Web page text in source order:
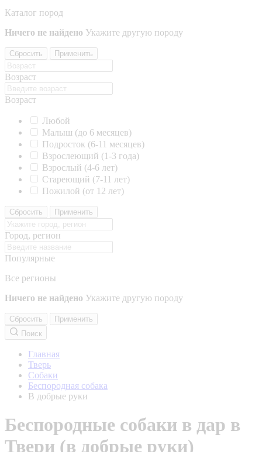
Каталог пород
Ничего не найдено Укажите другую породу
Сбросить Применить
Возраст
Возраст
Любой
Малыш (до 6 месяцев)
Подросток (6-11 месяцев)
Взрослеющий (1-3 года)
Взрослый (4-6 лет)
Стареющий (7-11 лет)
Пожилой (от 12 лет)
Сбросить Применить
Город, регион
Популярные
Все регионы
Ничего не найдено Укажите другую породу
Сбросить
Применить
Поиск
Главная
Тверь
Собаки
Беспородная собака
В добрые руки
Беспородные собаки в дар в
Твери (в добрые руки)